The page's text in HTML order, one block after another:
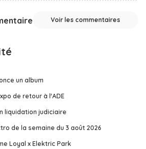
Voir les commentaires
un album
de retour à l'ADE
liquidation judiciaire
de la semaine du 3 août 2026
Loyal x Elektric Park